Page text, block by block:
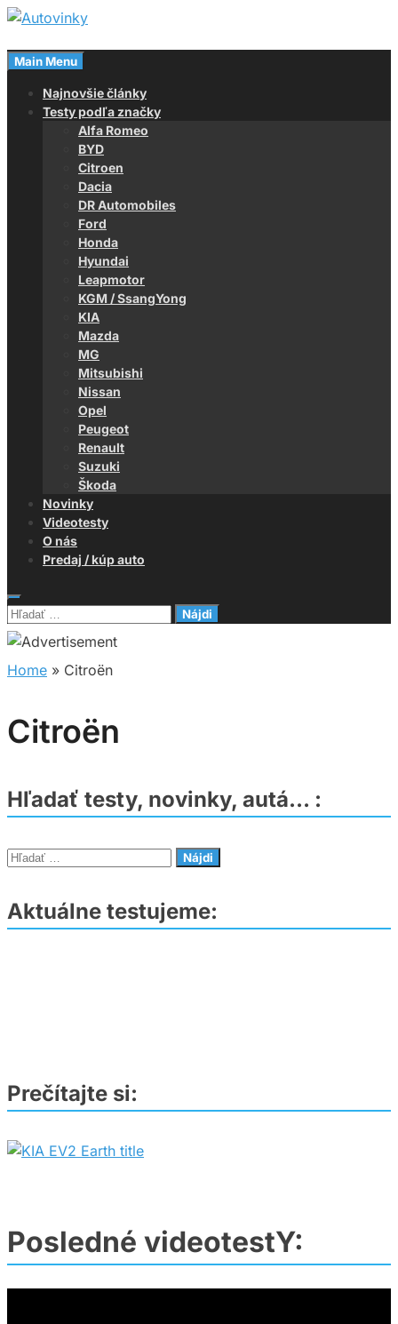
Skip
content
Autovinky
Magazín o autách
Main Menu
Najnovšie články
Testy podľa značky
Alfa Romeo
BYD
Citroen
Dacia
DR Automobiles
Ford
Honda
Hyundai
Leapmotor
KGM / SsangYong
KIA
Mazda
MG
Mitsubishi
Nissan
Opel
Peugeot
Renault
Suzuki
Škoda
Novinky
Videotesty
O nás
Predaj / kúp auto
Hľadať:
Home » Citroën
Citroën
Hľadať testy, novinky, autá… :
Hľadať:
Aktuálne testujeme:
Prečítajte si:
Posledné videotestY: